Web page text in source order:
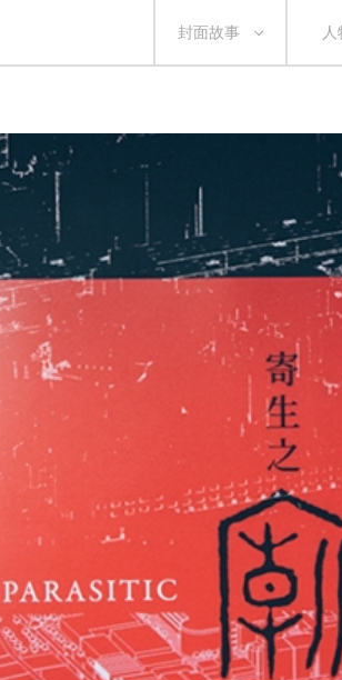
封面故事 人